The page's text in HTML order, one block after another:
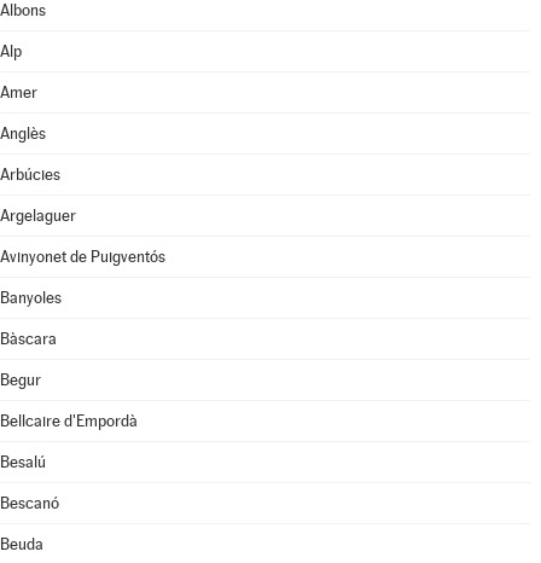
Albons
Alp
Amer
Anglès
Arbúcies
Argelaguer
Avinyonet de Puigventós
Banyoles
Bàscara
Begur
Bellcaire d'Empordà
Besalú
Bescanó
Beuda